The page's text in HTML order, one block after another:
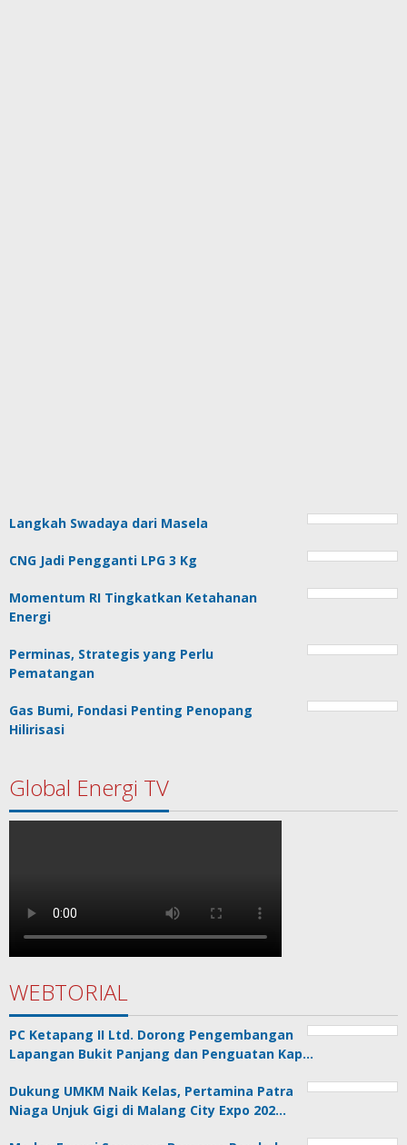
Langkah Swadaya dari Masela
CNG Jadi Pengganti LPG 3 Kg
Momentum RI Tingkatkan Ketahanan
Energi
Perminas, Strategis yang Perlu
Pematangan
Gas Bumi, Fondasi Penting Penopang
Hilirisasi
Global Energi TV
WEBTORIAL
PC Ketapang II Ltd. Dorong Pengembangan
Lapangan Bukit Panjang dan Penguatan Kap…
Dukung UMKM Naik Kelas, Pertamina Patra
Niaga Unjuk Gigi di Malang City Expo 202…